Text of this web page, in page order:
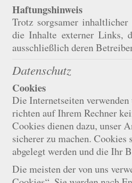
Haftungshinweis
Trotz sorgsamer
die Inhalte externer Links,
ausschließlich deren
Datenschutz
Cookies
Die Internetseiten
richten auf Ihrem Rechner
Cookies dienen dazu, unser
sicherer zu machen.
abgelegt werden und die Ihr
Die meisten der von uns